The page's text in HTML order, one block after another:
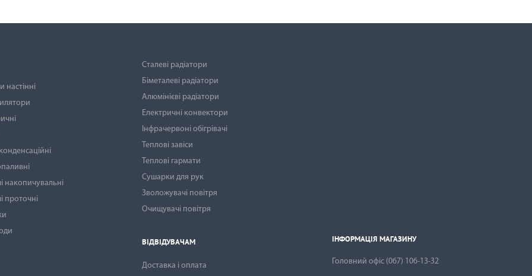
настінні
накопичувальні
проточні
Сталеві радіатори
Біметалеві радіатори
Алюмінієві радіатори
Електричні конвектори
Інфрачервоні обігрівачі
Теплові завіси
Теплові гармати
Сушарки для рук
Зволожувачі повітря
Очищувачі повітря
ВІДВІДУВАЧАМ
Доставка і оплата
ІНФОРМАЦІЯ МАГАЗИНУ
Головний офіс (067) 106-13-32
ІНФОРМАЦІЯ МАГАЗИНУ